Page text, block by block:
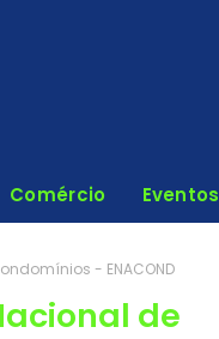
Comércio Eventos
- ENACOND
de